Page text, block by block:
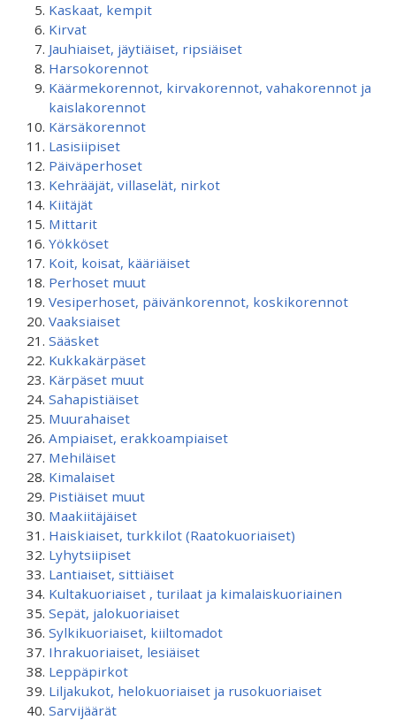
Kaskaat, kempit
Kirvat
Jauhiaiset, jäytiäiset, ripsiäiset
Harsokorennot
Käärmekorennot, kirvakorennot, vahakorennot ja
kaislakorennot
Kärsäkorennot
Lasisiipiset
Päiväperhoset
Kehrääjät, villaselät, nirkot
Kiitäjät
Mittarit
Yökköset
Koit, koisat, kääriäiset
Perhoset muut
Vesiperhoset, päivänkorennot, koskikorennot
Vaaksiaiset
Sääsket
Kukkakärpäset
Kärpäset muut
Sahapistiäiset
Muurahaiset
Ampiaiset, erakkoampiaiset
Mehiläiset
Kimalaiset
Pistiäiset muut
Maakiitäjäiset
Haiskiaiset, turkkilot (Raatokuoriaiset)
Lyhytsiipiset
Lantiaiset, sittiäiset
Kultakuoriaiset , turilaat ja kimalaiskuoriainen
Sepät, jalokuoriaiset
Sylkikuoriaiset, kiiltomadot
Ihrakuoriaiset, lesiäiset
Leppäpirkot
Liljakukot, helokuoriaiset ja rusokuoriaiset
Sarvijäärät